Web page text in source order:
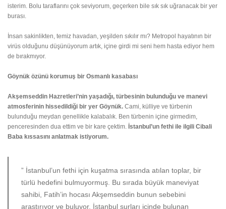
isterim. Bolu taraflarını çok seviyorum, geçerken bile sık sık uğranacak bir yer
burası.
İnsan sakinlikten, temiz havadan, yeşilden sıkılır mı? Metropol hayatının bir
virüs olduğunu düşünüyorum artık, içine girdi mi seni hem hasta ediyor hem
de bırakmıyor.
Göynük özünü korumuş bir Osmanlı kasabası
Akşemseddin Hazretleri’nin yaşadığı, türbesinin bulunduğu ve manevi
atmosferinin hissedildiği bir yer Göynük. Cami, külliye ve türbenin
bulunduğu meydan genellikle kalabalık. Ben türbenin içine girmedim,
penceresinden dua ettim ve bir kare çektim. İstanbul’un fethi ile ilgili Cibali
Baba kıssasını anlatmak istiyorum.
” İstanbul’un fethi için kuşatma sırasında atılan toplar, bir
türlü hedefini bulmuyormuş. Bu sırada büyük maneviyat
sahibi, Fatih’in hocası Akşemseddin bunun sebebini
araştırıyor ve buluyor. İstanbul surları içinde bulunan